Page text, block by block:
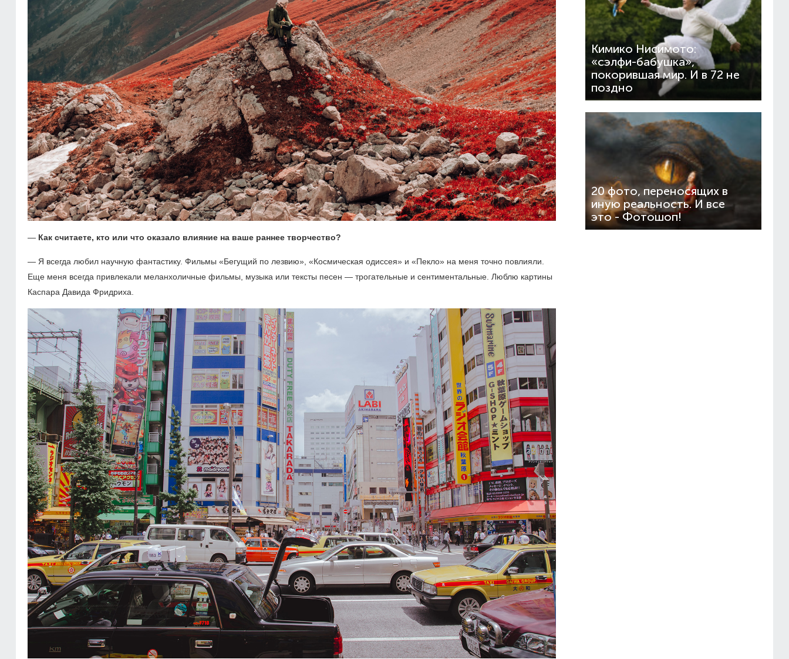
— Как считаете, кто или что оказало влияние на ваше раннее творчество?
— Я всегда любил научную фантастику. Фильмы «Бегущий по лезвию», «Космическая одиссея» и «Пекло» на меня точно повлияли.
Еще меня всегда привлекали меланхоличные фильмы, музыка или тексты песен — трогательные и сентиментальные. Люблю картины
Каспара Давида Фридриха.
Кимико Нисимото:
«сэлфи-бабушка»,
покорившая мир. И в 72 не
поздно
20 фото, переносящих в
иную реальность. И все
это - Фотошоп!